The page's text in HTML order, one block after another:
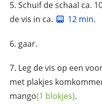
Schuif de schaal ca.
de vis in ca.
12 min.
gaar.
Leg de vis op een
met plakjes
mango(1 blokjes).